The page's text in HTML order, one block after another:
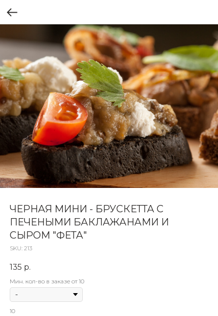
ЧЕРНАЯ МИНИ - БРУСКЕТТА С
ПЕЧЕНЫМИ БАКЛАЖАНАМИ И
СЫРОМ "ФЕТА"
SKU: 213
135 р.
Мин. кол-во в заказе от 10
10